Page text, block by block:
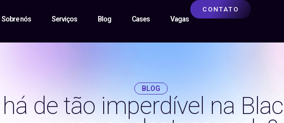
Sobre nós Serviços Blog Cases Vagas
CONTATO
BLOG
de tão imperdível na